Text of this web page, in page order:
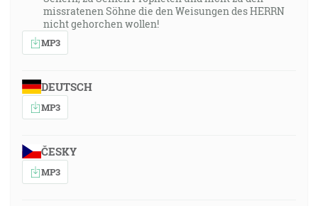
missratenen Söhne die den Weisungen des HERRN
nicht gehorchen wollen!
MP3
DEUTSCH
MP3
ČESKY
MP3